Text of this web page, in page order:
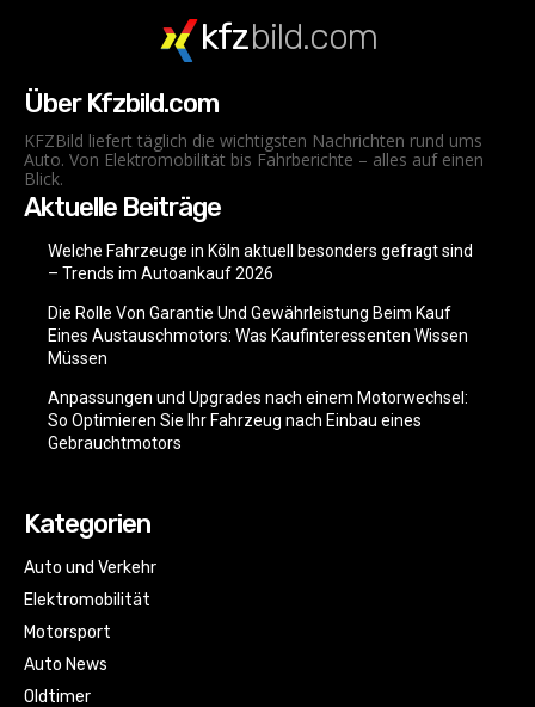
kfzbild.com
Über Kfzbild.com
KFZBild liefert täglich die wichtigsten Nachrichten rund ums
Auto. Von Elektromobilität bis Fahrberichte – alles auf einen
Blick.
Aktuelle Beiträge
Welche Fahrzeuge in Köln aktuell besonders gefragt sind
– Trends im Autoankauf 2026
Die Rolle Von Garantie Und Gewährleistung Beim Kauf
Eines Austauschmotors: Was Kaufinteressenten Wissen
Müssen
Anpassungen und Upgrades nach einem Motorwechsel:
So Optimieren Sie Ihr Fahrzeug nach Einbau eines
Gebrauchtmotors
Kategorien
Auto und Verkehr
Elektromobilität
Motorsport
Auto News
Oldtimer